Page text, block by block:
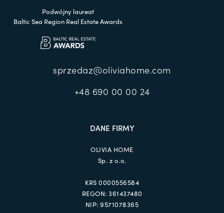
Podwójny laureat
Baltic Sea Region Real Estate Awards
sprzedaz@oliviahome.com
+48 690 00 00 24
DANE FIRMY
OLIVIA HOME
Sp. z o.o.
KRS 0000556584
REGON: 361437480
NIP: 9571078365